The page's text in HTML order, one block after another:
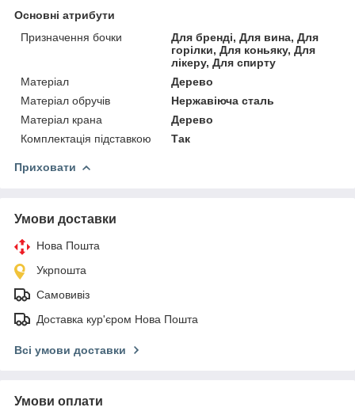
Основні атрибути
Призначення бочки
Для бренді, Для вина, Для
горілки, Для коньяку, Для
лікеру, Для спирту
Матеріал
Дерево
Матеріал обручів
Нержавіюча сталь
Матеріал крана
Дерево
Комплектація підставкою
Так
Приховати
Умови доставки
Нова Пошта
Укрпошта
Самовивіз
Доставка кур'єром Нова Пошта
Всі умови доставки
Умови оплати